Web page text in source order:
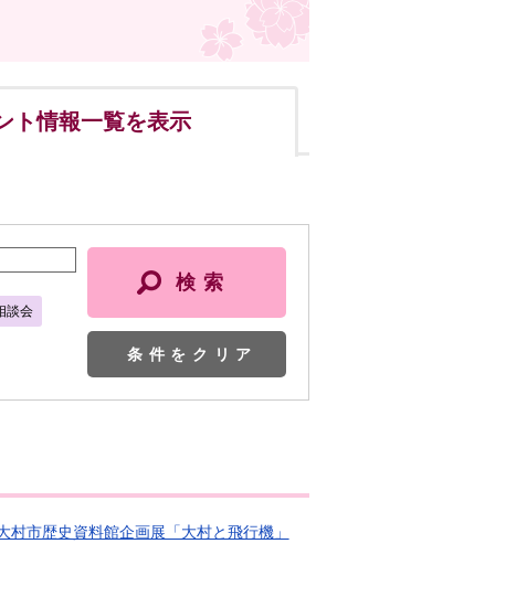
ト情報一覧を表示
談会
条件をクリア
市歴史資料館企画展「大村と飛行機」